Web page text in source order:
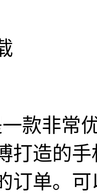
一款非常
打造的
订单。